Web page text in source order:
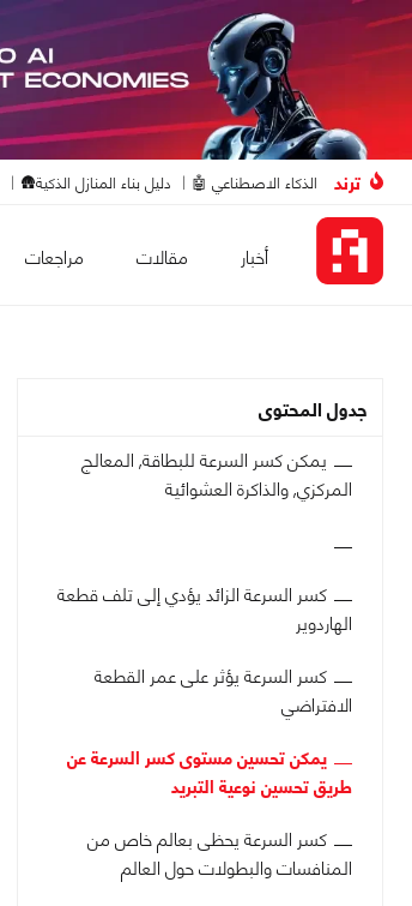
ترند الذكاء الاصطناعي 🤖 دليل بناء المنازل الذكية🛖
أخبار مقالات مراجعات
جدول المحتوى
يمكن كسر السرعة للبطاقة, المعالج
المركزي, والذاكرة العشوائية
كسر السرعة الزائد يؤدي إلى تلف قطعة
الهاردوير
كسر السرعة يؤثر على عمر القطعة
الافتراضي
يمكن تحسين مستوى كسر السرعة عن
طريق تحسين نوعية التبريد
كسر السرعة يحظى بعالم خاص من
المنافسات والبطولات حول العالم